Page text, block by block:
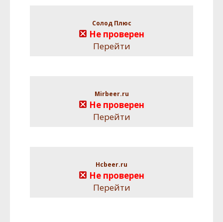
Солод Плюс
Не проверен
Перейти
Mirbeer.ru
Не проверен
Перейти
Hcbeer.ru
Не проверен
Перейти